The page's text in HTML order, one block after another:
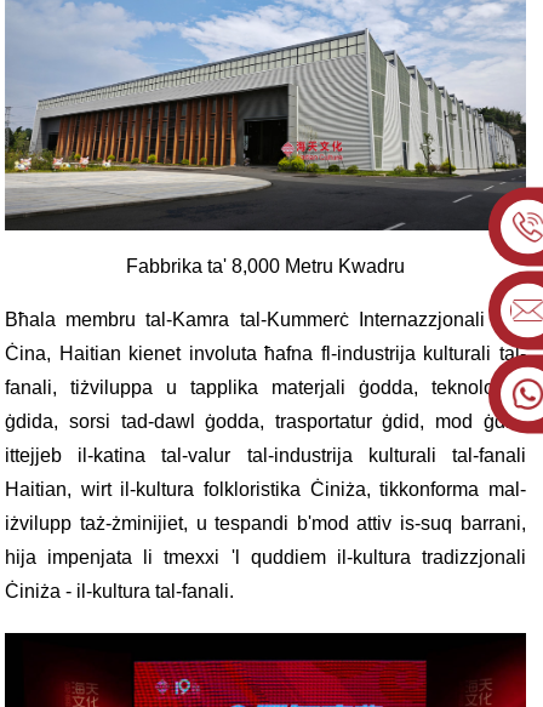
Fabbrika ta' 8,000 Metru Kwadru
Bħala membru tal-Kamra tal-Kummerċ Internazzjonali taċ-
Ċina, Haitian kienet involuta ħafna fl-industrija kulturali tal-
fanali, tiżviluppa u tapplika materjali ġodda, teknoloġija
ġdida, sorsi tad-dawl ġodda, trasportatur ġdid, mod ġdid,
ittejjeb il-katina tal-valur tal-industrija kulturali tal-fanali
Haitian, wirt il-kultura folkloristika Ċiniża, tikkonforma mal-
iżvilupp taż-żminijiet, u tespandi b'mod attiv is-suq barrani,
hija impenjata li tmexxi 'l quddiem il-kultura tradizzjonali
Ċiniża - il-kultura tal-fanali.